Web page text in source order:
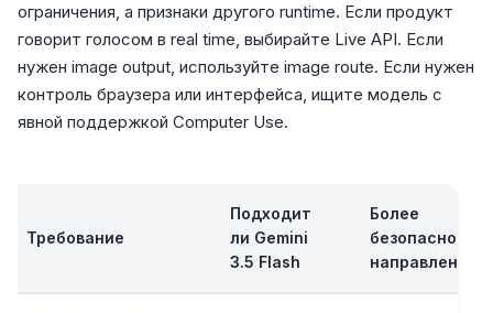
ограничения, а признаки другого runtime. Если продукт
говорит голосом в real time, выбирайте Live API. Если
нужен image output, используйте image route. Если нужен
контроль браузера или интерфейса, ищите модель с
явной поддержкой Computer Use.
Требование
Подходит
ли Gemini
3.5 Flash
Более
безопасное
направление